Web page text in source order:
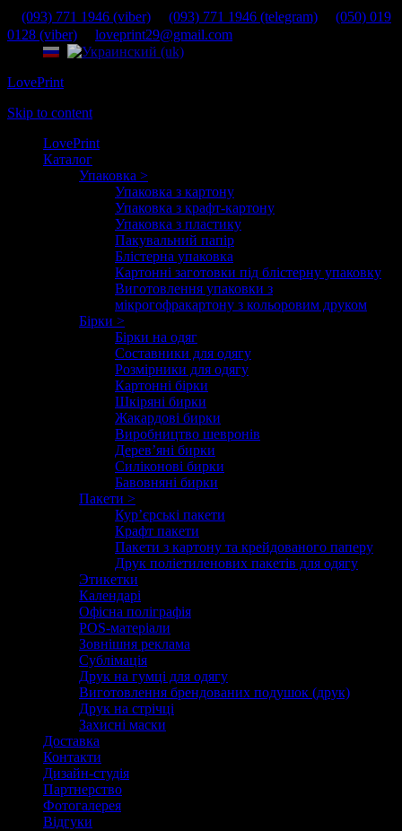
(093) 771 1946 (viber) (093) 771 1946 (telegram)
(050) 019
0128 (viber)
loveprint29@gmail.com
LovePrint
Skip to content
LovePrint
Каталог
Упаковка >
Упаковка з картону
Упаковка з крафт-картону
Упаковка з пластику
Пакувальний папір
Блістерна упаковка
Картонні заготовки під блістерну упаковку
Виготовлення упаковки з
мікрогофракартону з кольоровим друком
Бірки >
Бірки на одяг
Составники для одягу
Розмірники для одягу
Картонні бірки
Шкіряні бирки
Жакардові бирки
Виробництво шевронів
Дерев’яні бирки
Силіконові бирки
Бавовняні бирки
Пакети >
Кур’єрські пакети
Крафт пакети
Пакети з картону та крейдованого паперу
Друк поліетиленових пакетів для одягу
Этикетки
Календарі
Офісна поліграфія
POS-матеріали
Зовнішня реклама
Сублімація
Друк на гумці для одягу
Виготовлення брендованих подушок (друк)
Друк на стрічці
Захисні маски
Доставка
Контакти
Дизайн-студія
Партнерство
Фотогалерея
Відгуки